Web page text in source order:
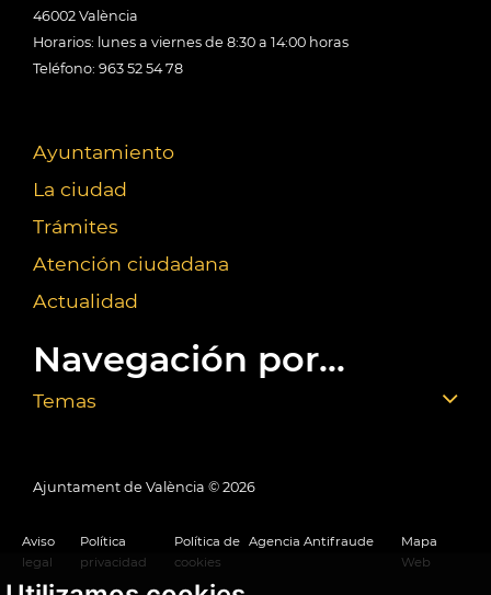
46002 València
Horarios: lunes a viernes de 8:30 a 14:00 horas
Teléfono: 963 52 54 78
Ayuntamiento
La ciudad
Trámites
Atención ciudadana
Actualidad
Navegación por...
Temas
Ajuntament de València © 2026
Aviso
legal
Política
privacidad
Política de
cookies
Agencia Antifraude
Mapa
Web